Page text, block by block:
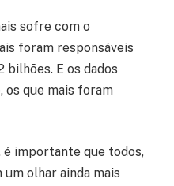
sofre com o
foram responsáveis
bilhões. E os dados
os que mais foram
é importante que todos,
olhar ainda mais